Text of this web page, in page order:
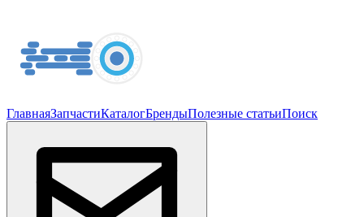
ГлавнаяЗапчастиКаталогБрендыПолезные статьиПоиск